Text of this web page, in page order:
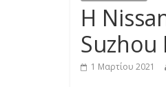
Η
Suzhou
1 Μαρτίου 2021